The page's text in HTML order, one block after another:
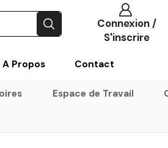
Connexion /
S'inscrire
A Propos Contact
Espace de Travail